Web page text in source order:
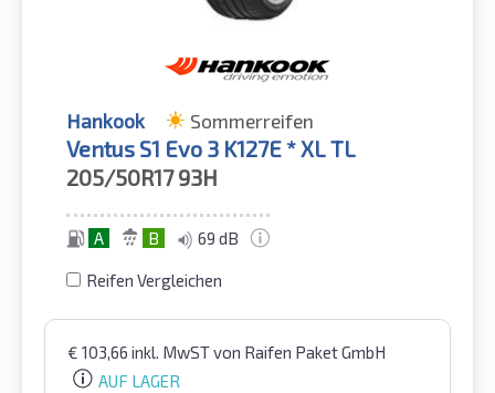
Hankook Sommerreifen
Ventus S1 Evo 3 K127E * XL TL
205/50R17 93H
A B 69 dB
Reifen Vergleichen
€ 103,66 inkl. MwSTvon Raifen Paket GmbH
AUF LAGER